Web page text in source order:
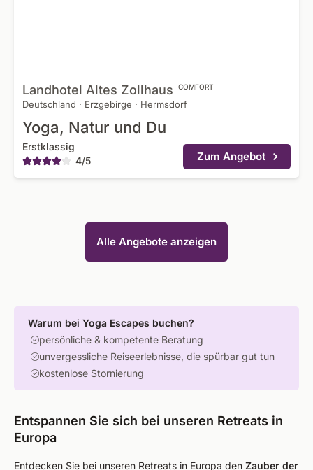
Landhotel Altes Zollhaus COMFORT
Deutschland · Erzgebirge · Hermsdorf
Yoga, Natur und Du
Erstklassig
4/5 Zum Angebot
Alle Angebote anzeigen
Warum bei Yoga Escapes buchen?
persönliche & kompetente Beratung
unvergessliche Reiseerlebnisse, die spürbar gut tun
kostenlose Stornierung
Entspannen Sie sich bei unseren Retreats in
Europa
Entdecken Sie bei unseren Retreats in Europa den Zauber der